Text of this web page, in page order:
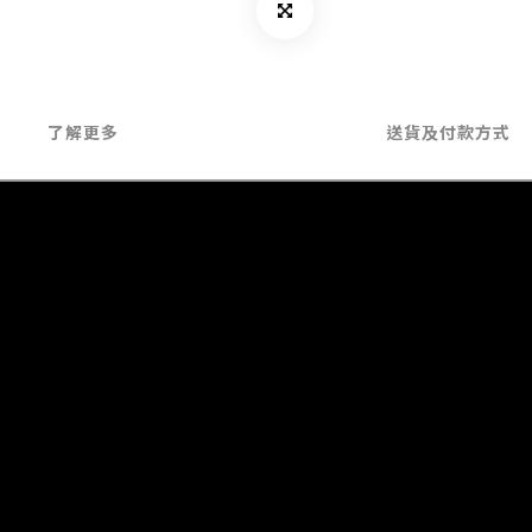
了解更多 送貨及付款方式